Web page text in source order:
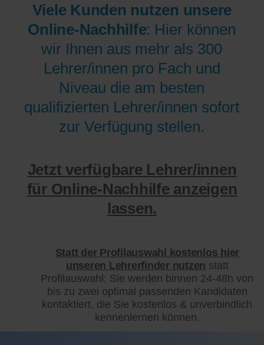
Viele Kunden nutzen unsere
Online-Nachhilfe: Hier können
wir Ihnen aus mehr als 300
Lehrer/innen pro Fach und
Niveau die am besten
qualifizierten Lehrer/innen sofort
zur Verfügung stellen.
Jetzt verfügbare Lehrer/innen
für Online-Nachhilfe anzeigen
lassen.
Statt der Profilauswahl kostenlos hier
unseren Lehrerfinder nutzen statt
Profilauswahl: Sie werden binnen 24-48h von
bis zu zwei optimal passenden Kandidaten
kontaktiert, die Sie kostenlos & unverbindlich
kennenlernen können.